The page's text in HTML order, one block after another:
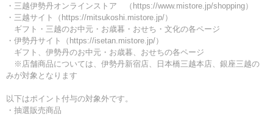
・三越伊勢丹オンラインストア （https://www.mistore.jp/shopping）
・三越サイト（https://mitsukoshi.mistore.jp/）
ギフト・三越のお中元・お歳暮・おせち・文化の各ページ
・伊勢丹サイト（https://isetan.mistore.jp/）
ギフト、伊勢丹のお中元・お歳暮、おせちの各ページ
※店舗商品については、伊勢丹新宿店、日本橋三越本店、銀座三越の
みが対象となります
以下はポイント付与の対象外です。
・抽選販売商品